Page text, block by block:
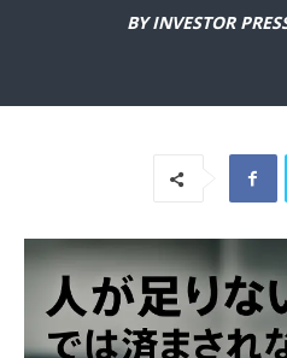
BY INVESTOR